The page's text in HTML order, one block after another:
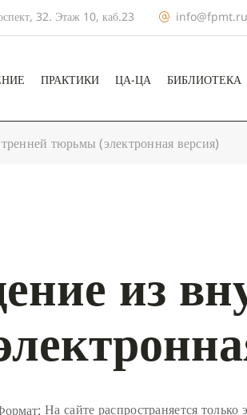
32. Этаж 10, каб.23 info@fpmt.ru
ПРАКТИКИ ЦА-ЦА БИБЛИОТЕКА
тюрьмы (электронная версия)
из
На сайте распространяется